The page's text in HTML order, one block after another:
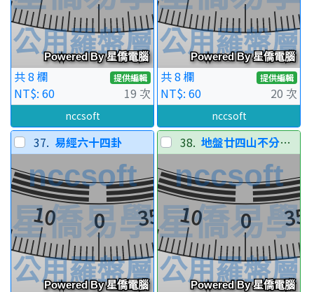
共 8 欄 提供編輯
NT$: 60 19 次
nccsoft
共 8 欄 提供編輯
NT$: 60 20 次
nccsoft
37. 易經六十四卦 38. 地盤廿四山不分陰陽